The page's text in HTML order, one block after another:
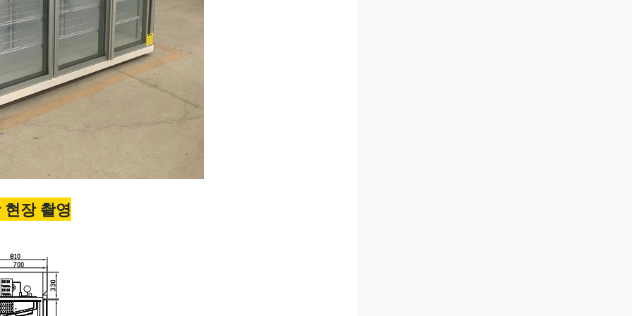
장 촬영